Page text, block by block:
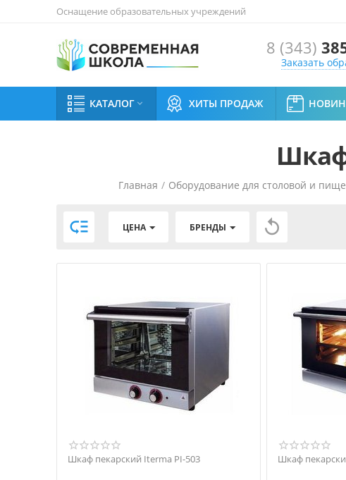
Оснащение образовательных учреждений
8 (343)
Заказать
КАТАЛОГ  ХИТЫ ПРОДАЖ
Главная / Оборудование для столовой и
 ЦЕНА БРЕНДЫ 
Шкаф пекарский Iterma PI-503 Шкаф